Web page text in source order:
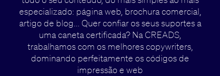
especializado: página web, brochura comercial,
artigo de blog... Quer confiar os seus suportes a
uma caneta certificada? Na CREADS,
trabalhamos com os melhores copywriters,
dominando perfeitamente os códigos de
impressão e web